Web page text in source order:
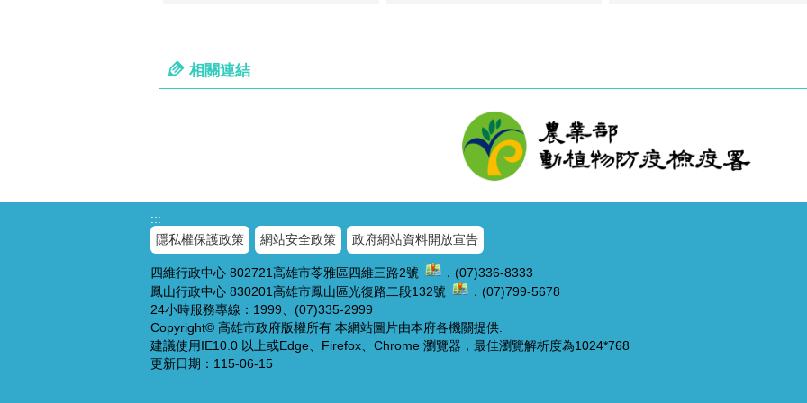
相關連結
:::
隱私權保護政策
網站安全政策 政府網站資料開放宣告
四維行政中心 802721高雄市苓雅區四維三路2號
．(07)336-8333
鳳山行政中心 830201高雄市鳳山區光復路二段132號
．(07)799-5678
24小時服務專線：1999、(07)335-2999
Copyright© 高雄市政府版權所有 本網站圖片由本府各機關提供.
建議使用IE10.0 以上或Edge、Firefox、Chrome 瀏覽器，最佳瀏覽解析度為1024*768
更新日期： 115-06-15